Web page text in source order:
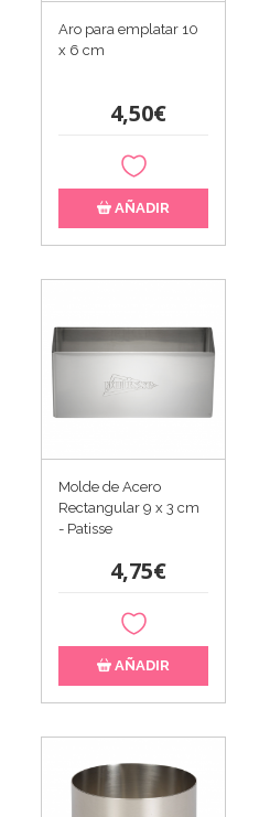
Aro para emplatar 10
x 6 cm
4,50€
AÑADIR
Molde de Acero
Rectangular 9 x 3 cm
- Patisse
4,75€
AÑADIR